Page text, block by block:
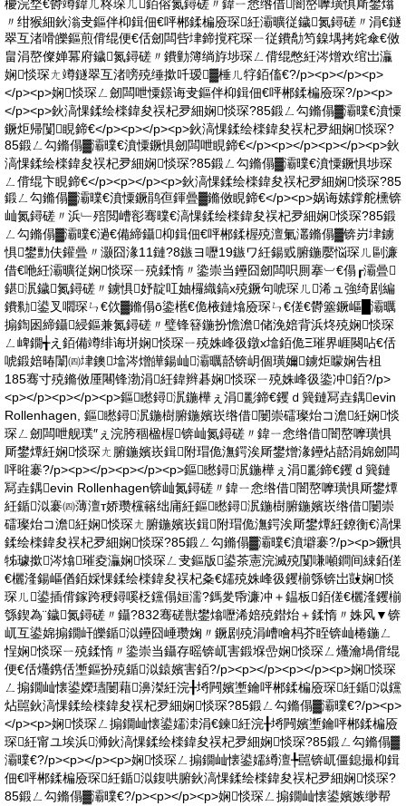
櫦浣堥€欎竴鍏ㄦ柊琛ㄦ銆傛氮鐞磋〃鍏ㄧ悆绺借闇嶅嚤璜惧厛鐢熻
〃绀猴細鈥滃叏鏂伴枊鍓佃€呯郴鍒楄厱琛紝灞曠従鐬氮鐞磋〃涓€鐩
翠互渚嗗皪鏂煎偝绲便€佸劒闆呰垏鍗撹秺琛ㄧ従鐨勪笉鎳堣拷姹傘€傚
畠涓嶅儏婵冪府鐬氮鐞磋〃鐨勭簿绱斿埗琛ㄥ偝绲憋紝涔熷欢绾岀灜
娴惔琛ㄤ竴鐩翠互渚嗙殑缍撳吀瑷▓棰ㄦ牸銆傗€?/p><p></p><p>
</p><p>娴惔琛ㄥ劒闆呭憟鐛诲叏鏂伴枊鍓佃€呯郴鍒楄厱琛?/p><p>
</p><p>鈥滈惈鍒绘檪鍏夋祦杞夛細娴惔琛?85鍛ㄥ勾鏅傝▓灞曗€濆憟
鐝炬帰闅睍鍗€</p><p></p><p>鈥滈惈鍒绘檪鍏夋祦杞夛細娴惔琛?
85鍛ㄥ勾鏅傝▓灞曗€濆憟鐝惧劒闆呭睍鍗€</p><p></p><p></p><p>鈥
滈惈鍒绘檪鍏夋祦杞夛細娴惔琛?85鍛ㄥ勾鏅傝▓灞曗€濆憟鐝惧埗琛
ㄥ偝绲卞睍鍗€</p><p></p><p>鈥滈惈鍒绘檪鍏夋祦杞夛細娴惔琛?85
鍛ㄥ勾鏅傝▓灞曗€濆憟鐝鹃亱鍕曡▓鏅傚睍鍗€</p><p>娲诲嫊鐣舵櫄锛
屾氮鐞磋〃浜﹂殕閲嶆彮骞曗€滈惈鍒绘檪鍏夋祦杞夛細娴惔琛?85鍛
ㄥ勾鏅傝▓灞曗€濄€備締鑷枊鍓佃€呯郴鍒楃殑澶氭灇鏅傝▓锛岃垏鐪
惧鐢勯伕鑵曡〃灏囧湪11鏈?8鏃ヨ嚦19鏃ワ紝鍚戜腑鍦嬮悩琛ㄦ剾濂
借€咃紝灞曠従娴惔琛ㄧ殑鍒惰〃鍌崇当鑸囧劒闆呮厠搴︺€傝┎灞曡
鍖泦鐬氮鐞磋〃鐪惧妤靛叿妯欏織鎬х殑鐝句唬琛ㄦ浠ュ強绮剧編
鐨勬鍙叉嚪琛ㄣ€佽▓鏅傝ō鍌欍€佹棭鏈熻厱琛ㄣ€傞€欎簺鐝嶇█灞曞
搧鍧囦締鑷綅鏂兼氮鐞磋〃璧锋簮鍦扮憺澹储浼婄背浜炵殑娴惔琛
ㄥ崥鐗╅え銆備竴绯诲垪娴惔琛ㄧ殑姝峰彶鐓х墖銆佹Ξ璀界崕闋呫€佸
唬鍛婄暙闈㈣垏鐭墖涔熷皣鍚屾灞曞嚭锛岄個璜嬭鐪炬矇娴告柤
185骞寸殑鏅傚厜闀锋渤涓紝鍏辫碁娴惔琛ㄧ殑姝峰彶鍌冲銆?/p>
<p></p><p></p><p>鏂矁鐞泦鍦樺ぇ涓彲鍗€钁ｄ簨鏈冩垚鍝evin
Rollenhagen, 鏂矁鐞泦鍦樹腑鍦嬪崁绺借闄崇礌璨炲コ澹紝娴惔
琛ㄥ劒闆呭舰璞″ぇ浣胯稒楹楃锛屾氮鐞磋〃鍏ㄧ悆绺借闇嶅嚤璜惧
厛鐢燂紝娴惔琛ㄤ腑鍦嬪崁鍓附瑁佹潕鍔涘厛鐢熷湪鑸炶嚭涓婂劒闆
呯暀褰?/p><p></p><p></p><p>鏂矁鐞泦鍦樺ぇ涓彲鍗€钁ｄ簨鏈
冩垚鍝evin Rollenhagen锛屾氮鐞磋〃鍏ㄧ悆绺借闇嶅嚤璜惧厛鐢燂
紝鍎泤褰㈣薄澶т娇瓒欓簵绌庯紝鏂矁鐞泦鍦樹腑鍦嬪崁绺借闄崇
礌璨炲コ澹紝娴惔琛ㄤ腑鍦嬪崁鍓附瑁佹潕鍔涘厛鐢燂紝鐐衡€滈惈
鍒绘檪鍏夋祦杞夛細娴惔琛?85鍛ㄥ勾鏅傝▓灞曗€濆壀褰?/p><p>鐝惧
牬璩撳涔熻璀夌灜娴惔琛ㄥ叏鏂版鍙茶憲浣滅殑闅嗛噸鐧间綀銆傞
€欐湰鍚嶇偤銆婇惈鍒绘檪鍏夋祦杞夈€嬬殑姝峰彶钁椾綔锛岀敱娴惔
琛ㄦ鍙插偝鎵跨稉鐞嗘柉钂傝姮濡?鎷夎帋濂冲＋鎾板銆傞€欐湰钁椾
綔鍥為¨鐬氮鐞磋〃鑷?832骞磋獣鐢熻嚦浠婄殑鐟炲＋鍒惰〃姝风▼锛
屼互鍙婂搧鐗屽皪鍎泤鑸囧崜瓒婅〃鐝剧殑涓嶆噲杩芥眰锛屾棬鍦ㄥ
悜娴惔琛ㄧ殑鍒惰〃鍌崇当鑷存暚锛屼害鍛堢嵒娴惔琛ㄥ爡瀹堝偝绲
便€佸爡鎸佸壍鏂扮殑鍎泤鎱嬪害銆?/p><p></p><p></p><p>娴惔琛
ㄥ搧鐗屾懐鍙嬫瓙闄藉濞滐紝浣╂埓闁嬪壍鑰呯郴鍒楄厱琛紝鍎泤钂
炶嚚鈥滈惈鍒绘檪鍏夋祦杞夛細娴惔琛?85鍛ㄥ勾鏅傝▓灞曗€?/p><p>
</p><p>娴惔琛ㄥ搧鐗屾懐鍙嬬洓涓€鍊紝浣╂埓闁嬪壍鑰呯郴鍒楄厱
琛紝甯ユ埃浜浉鈥滈惈鍒绘檪鍏夋祦杞夛細娴惔琛?85鍛ㄥ勾鏅傝▓
灞曗€?/p><p></p><p>娴惔琛ㄥ搧鐗屾懐鍙嬬繜澶╄嚚锛屼僵鎴撮枊鍓
佃€呯郴鍒楄厱琛紝鍎泤鍑哄腑鈥滈惈鍒绘檪鍏夋祦杞夛細娴惔琛?
85鍛ㄥ勾鏅傝▓灞曗€?/p><p></p><p>娴惔琛ㄥ搧鐗屾懐鍙嬪嫉缈帮